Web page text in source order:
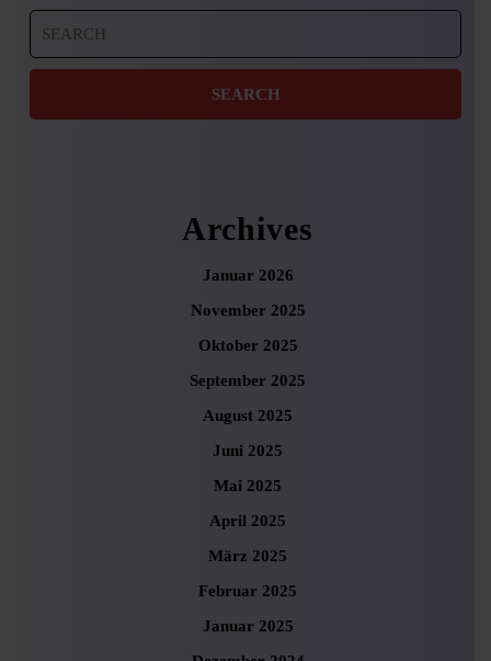
for:
Archives
Januar 2026
November 2025
Oktober 2025
September 2025
August 2025
Juni 2025
Mai 2025
April 2025
März 2025
Februar 2025
Januar 2025